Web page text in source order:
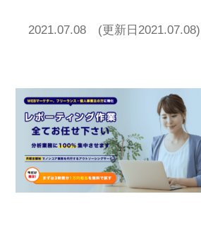
2021.07.08(更新日2021.07.08)